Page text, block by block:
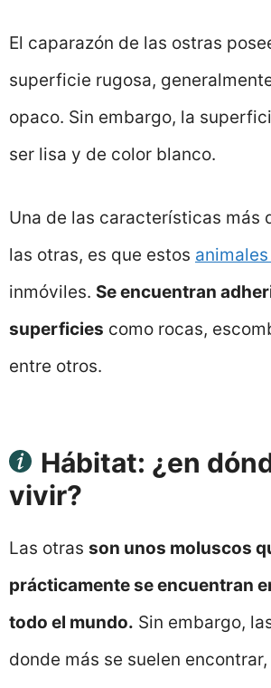
El caparazón de las ostras
superficie rugosa,
opaco. Sin embargo, la
ser lisa y de color blanco.
Una de las características más
las otras, es que estos
inmóviles. Se encuentran
superficies como rocas,
entre otros.
Hábitat: ¿en
vivir?
Las otras son unos moluscos
prácticamente se encuentran
todo el mundo. Sin embargo,
donde más se suelen